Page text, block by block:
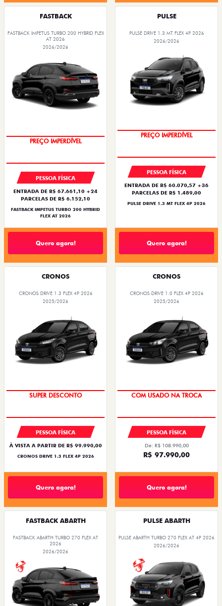
FASTBACK
FASTBACK IMPETUS TURBO 200 HYBRID FLEX
AT 2026
2026/2026
PREÇO IMPERDÍVEL
PESSOA FÍSICA
ENTRADA DE R$ 67.661,10 +24
PARCELAS DE R$ 6.152,10
FASTBACK IMPETUS TURBO 200 HYBRID
FLEX AT 2026
Quero agora!
PULSE
PULSE DRIVE 1.3 MT FLEX 4P 2026
2026/2026
PREÇO IMPERDÍVEL
PESSOA FÍSICA
ENTRADA DE R$ 60.070,57 +36
PARCELAS DE R$ 1.489,00
PULSE DRIVE 1.3 MT FLEX 4P 2026
Quero agora!
CRONOS
CRONOS DRIVE 1.3 FLEX 4P 2026
2025/2026
SUPER DESCONTO
PESSOA FÍSICA
À VISTA A PARTIR DE R$ 99.990,00
CRONOS DRIVE 1.3 FLEX 4P 2026
Quero agora!
CRONOS
CRONOS DRIVE 1.0 FLEX 4P 2026
2025/2026
COM USADO NA TROCA
PESSOA FÍSICA
De: R$ 108.990,00
R$ 97.990,00
Quero agora!
FASTBACK ABARTH
FASTBACK ABARTH TURBO 270 FLEX AT
2026
2026/2026
PULSE ABARTH
PULSE ABARTH TURBO 270 FLEX AT 4P 2026
2026/2026